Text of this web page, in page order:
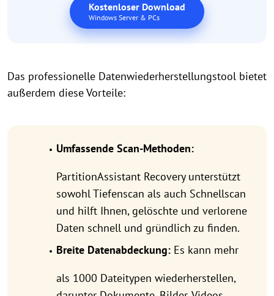
Kostenloser Download
Windows Server & PCs
Das professionelle Datenwiederherstellungstool bietet
außerdem diese Vorteile:
Umfassende Scan-Methoden:
PartitionAssistant Recovery unterstützt
sowohl Tiefenscan als auch Schnellscan
und hilft Ihnen, gelöschte und verlorene
Daten schnell und gründlich zu finden.
Breite Datenabdeckung: Es kann mehr
als 1000 Dateitypen wiederherstellen,